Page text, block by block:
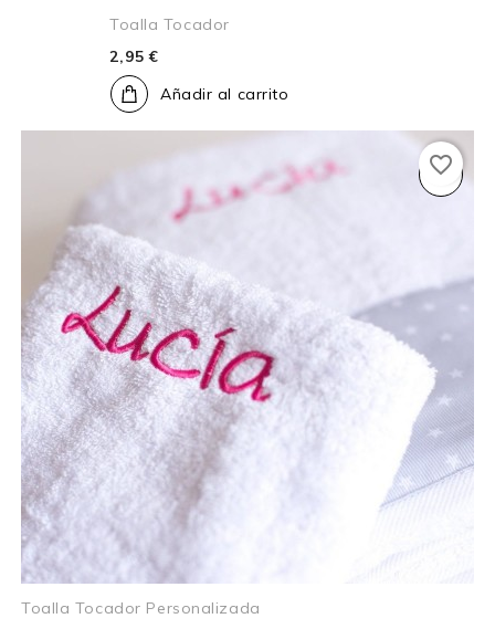
Toalla Tocador
2,95 €
Añadir al carrito
Toalla Tocador Personalizada
favorite_border